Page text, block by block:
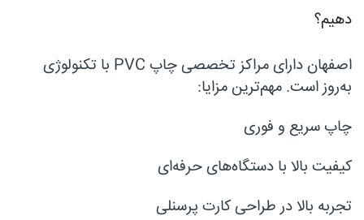
دهیم؟
اصفهان دارای مراکز تخصصی چاپ PVC با تکنولوژی
به‌روز است. مهم‌ترین مزایا:
چاپ سریع و فوری
کیفیت بالا با دستگاه‌های حرفه‌ای
تجربه بالا در طراحی کارت پرسنلی